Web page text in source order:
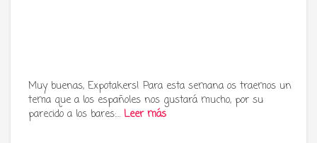
Muy buenas, Expotakers! Para esta semana os traemos un
tema que a los españoles nos gustará mucho, por su
parecido a los bares:… Leer más